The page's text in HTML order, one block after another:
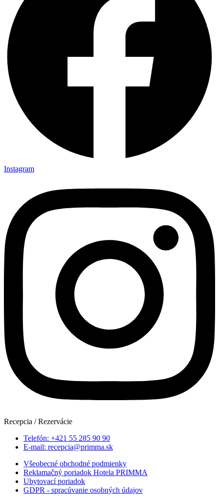
Instagram
Recepcia / Rezervácie
Telefón: +421 55 285 90 90
E-mail: recepcia@primma.sk
Všeobecné obchodné podmienky
Reklamačný poriadok Hotela PRIMMA
Ubytovací poriadok
GDPR - spracúvanie osobných údajov